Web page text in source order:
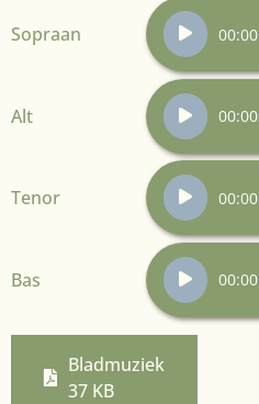
Sopraan
Audiospeler
00:00
Alt
Audiospeler
00:00
Tenor
Audiospeler
00:00
Bas
Audiospeler
00:00
Bladmuziek
37 KB